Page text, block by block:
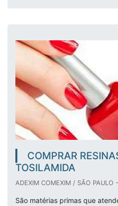
COMPRAR
TOSILAMIDA
ADEXIM COMEXIM / SÃO PAULO
São matérias primas que